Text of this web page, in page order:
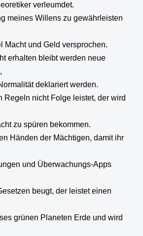
verleumdet.
meines Willens zu gewährleisten
und Geld versprochen.
erhalten bleibt werden neue
deklariert werden.
Regeln nicht Folge leistet, der wird
zu spüren bekommen.
Händen der Mächtigen, damit ihr
und Überwachungs-Apps
beugt, der leistet einen
grünen Planeten Erde und wird